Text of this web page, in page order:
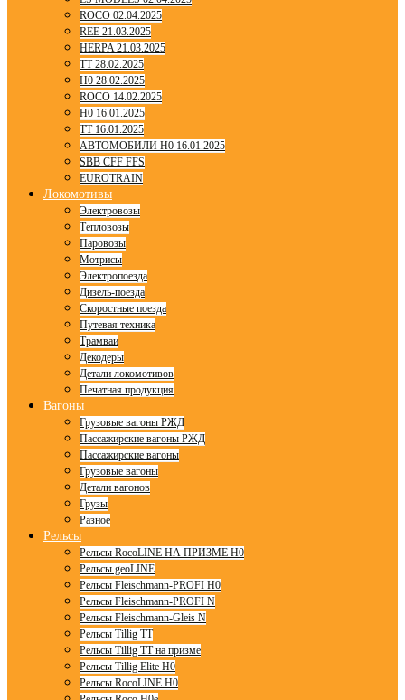
ROCO 02.04.2025
REE 21.03.2025
HERPA 21.03.2025
TT 28.02.2025
H0 28.02.2025
ROCO 14.02.2025
H0 16.01.2025
TT 16.01.2025
АВТОМОБИЛИ H0 16.01.2025
SBB CFF FFS
EUROTRAIN
Локомотивы
Электровозы
Тепловозы
Паровозы
Мотрисы
Электропоезда
Дизель-поезда
Скоростные поезда
Путевая техника
Трамваи
Декодеры
Детали локомотивов
Печатная продукция
Вагоны
Грузовые вагоны РЖД
Пассажирские вагоны РЖД
Пассажирские вагоны
Грузовые вагоны
Детали вагонов
Грузы
Разное
Рельсы
Рельсы RocoLINE НА ПРИЗМЕ H0
Рельсы geoLINE
Рельсы Fleischmann-PROFI H0
Рельсы Fleischmann-PROFI N
Рельсы Fleischmann-Gleis N
Рельсы Tillig TT
Рельсы Tillig TT на призме
Рельсы Tillig Elite H0
Рельсы RocoLINE H0